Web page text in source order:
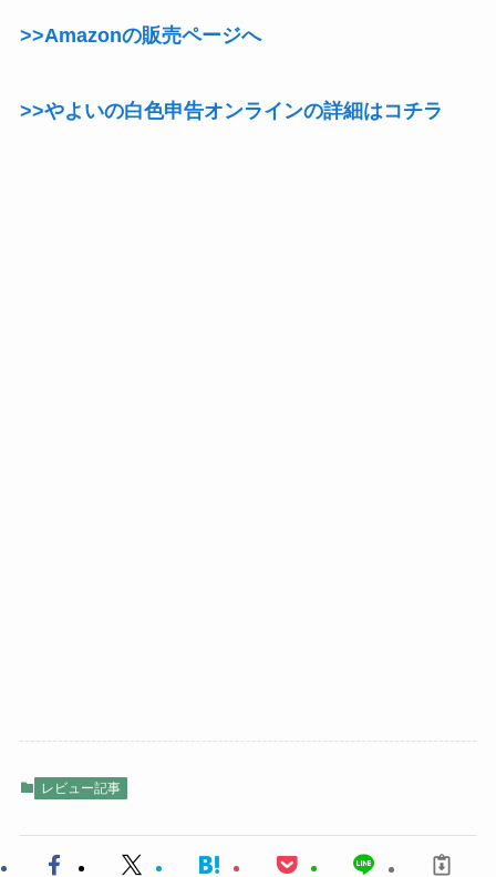
>>Amazonの販売ページへ
>>やよいの白色申告オンラインの詳細はコチラ
レビュー記事